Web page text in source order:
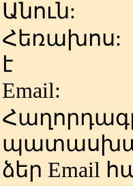
Անուն:
Հեռախոս
է
ձեր Email